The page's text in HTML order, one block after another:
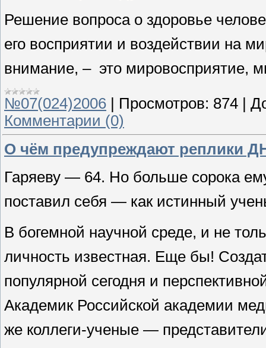
Решение вопроса о здоровье
его восприятии и воздействии на
внимание, – это мировосприятие,
№07(024)2006 Просмотров: 874
Комментарии (0)
О чём предупреждают реплики
Гаряеву — 64. Но больше сорока
поставил себя — как истинный
В богемной научной среде, и не
личность известная. Еще бы!
популярной сегодня и
Академик Российской академии
же коллеги-­ученые —